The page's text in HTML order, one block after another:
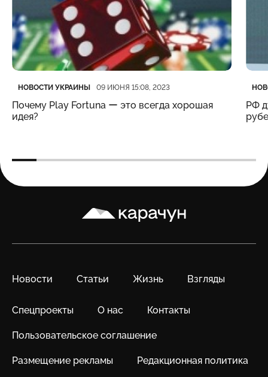
Категория
НОВОСТИ УКРАИНЫ
Дата публикации 09 ИЮНЯ 15:08, 2023
Почему Play Fortuna ー это всегда хорошая
идея?
РФ
Карачун
Новости Статьи Жизнь Взгляды
Спецпроекты О нас Контакты
Пользовательское соглашение
Размещение рекламы Редакционная политика